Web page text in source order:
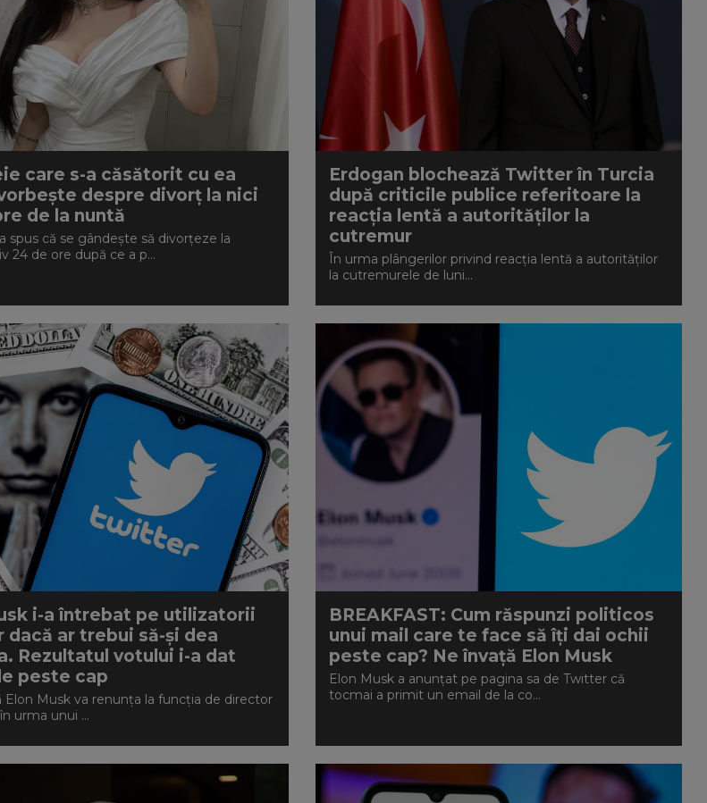
care s-a căsătorit cu ea
despre divorț la nici
de la nuntă
spus că se gândește să divorțeze la
24 de ore după ce a p...
Erdogan blochează Twitter în Turcia
după criticile publice referitoare la
reacția lentă a autorităților la
cutremur
În urma plângerilor privind reacția lentă a autorităților
la cutremurele de luni...
i-a întrebat pe utilizatorii
ar trebui să-și dea
Rezultatul votului i-a dat
peste cap
Elon Musk va renunța la funcția de director
urma unui ...
BREAKFAST: Cum răspunzi politicos
unui mail care te face să îți dai ochii
peste cap? Ne învață Elon Musk
Elon Musk a anunțat pe pagina sa de Twitter că
tocmai a primit un email de la co...